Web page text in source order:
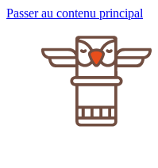
Passer au contenu principal